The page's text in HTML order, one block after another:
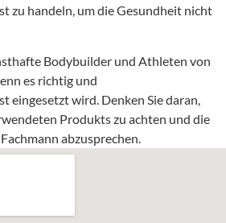
zu handeln, um die Gesundheit nicht
Bodybuilder und Athleten von
es richtig und
eingesetzt wird. Denken Sie daran,
Produkts zu achten und die
abzusprechen.